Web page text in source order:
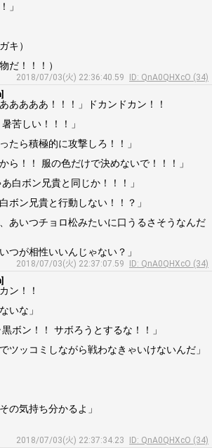
」
キ）
！！！）
2018/07/03(火) 22:36:40.59
ID: QnA0QHXcO (34)
ああああ！！！」ドカンドカン！！
苦しい！！！」
たら積極的に攻撃しろ！！」
ら！！ 服の色だけで決めないで！！！」
白ボン兄貴と同じか！！！」
ボン兄貴と行動しない！！？」
あいつチョロ松みたいに口うるさそうなんだ
つが相性いいんじゃない？」
2018/07/03(火) 22:37:07.59
ID: QnA0QHXcO (34)
ン！！
いな」
ボン！！ サボろうとするな！！」
ッコミしながら戦わなきゃいけないんだ」
気持ち分かるよ」
2018/07/03(火) 22:37:34.23
ID: QnA0QHXcO (34)